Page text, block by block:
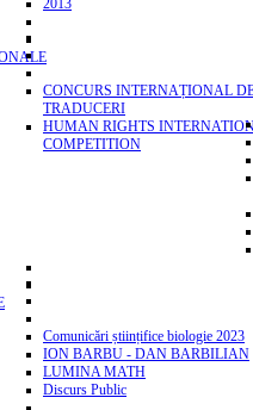
2013
CONCURS INTERNAȚIONAL
TRADUCERI
HUMAN RIGHTS
COMPETITION
Comunicări științifice biologie 2023
ION BARBU - DAN BARBILIAN
LUMINA MATH
Discurs Public